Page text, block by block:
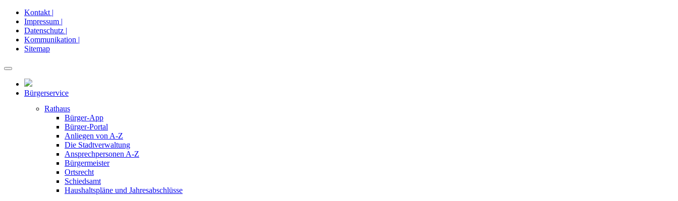
Kontakt |
Impressum |
Datenschutz |
Kommunikation |
Sitemap
Bürgerservice
Rathaus
Bürger-App
Bürger-Portal
Anliegen von A-Z
Die Stadtverwaltung
Ansprechpersonen A-Z
Bürgermeister
Ortsrecht
Schiedsamt
Haushaltspläne und Jahresabschlüsse